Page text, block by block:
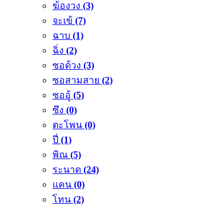
ฆ้องวง (3)
จะเข้ (7)
ฉาบ (1)
ฉิ่ง (2)
ซอด้วง (3)
ซอสามสาย (2)
ซออู้ (5)
ซึง (0)
ตะโพน (0)
ปี่ (1)
พิณ (5)
ระนาด (24)
แคน (0)
โทน (2)